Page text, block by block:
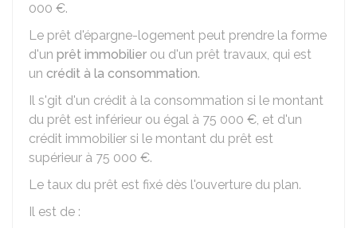
000 €.
Le prêt d'épargne-logement peut prendre la forme
d'un prêt immobilier ou d'un prêt travaux, qui est
un crédit à la consommation.
Il s'git d'un crédit à la consommation si le montant
du prêt est inférieur ou égal à 75 000 €, et d'un
crédit immobilier si le montant du prêt est
supérieur à 75 000 €.
Le taux du prêt est fixé dès l'ouverture du plan.
Il est de :